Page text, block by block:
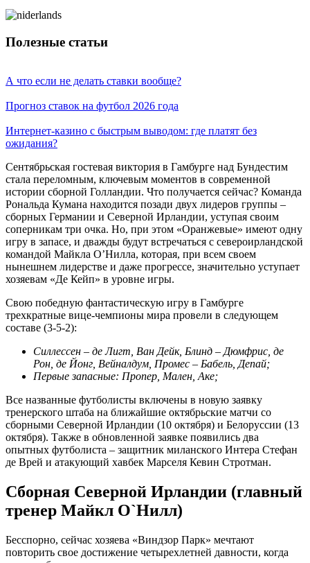
Полезные статьи
А что если не делать ставки вообще?
Прогноз ставок на футбол 2026 года
Интернет-казино с быстрым выводом: где платят без
ожидания?
Сентябрьская гостевая виктория в Гамбурге над Бундестим
стала переломным, ключевым моментов в современной
истории сборной Голландии. Что получается сейчас? Команда
Рональда Кумана находится позади двух лидеров группы –
сборных Германии и Северной Ирландии, уступая своим
соперникам три очка. Но, при этом «Оранжевые» имеют одну
игру в запасе, и дважды будут встречаться с североирландской
командой Майкла О’Нилла, которая, при всем своем
нынешнем лидерстве и даже прогрессе, значительно уступает
хозяевам «Де Кейп» в уровне игры.
Свою победную фантастическую игру в Гамбурге
трехкратные вице-чемпионы мира провели в следующем
составе (3-5-2):
Силлессен – де Лигт, Ван Дейк, Блинд – Дюмфрис, де
Рон, де Йонг, Вейналдум, Промес – Бабель, Депай;
Первые запасные: Пропер, Мален, Аке;
Все названные футболисты включены в новую заявку
тренерского штаба на ближайшие октябрьские матчи со
сборными Северной Ирландии (10 октября) и Белоруссии (13
октября). Также в обновленной заявке появились два
опытных футболиста – защитник миланского Интера Стефан
де Врей и атакующий хавбек Марселя Кевин Стротман.
Сборная Северной Ирландии (главный
тренер Майкл О`Нилл)
Бесспорно, сейчас хозяева «Виндзор Парк» мечтают
повторить свое достижение четырехлетней давности, когда